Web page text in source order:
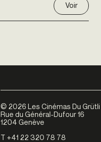
Voir
© 2026 Les Cinémas Du Grütli
Rue du Général-Dufour 16
1204 Genève
T +41 22 320 78 78